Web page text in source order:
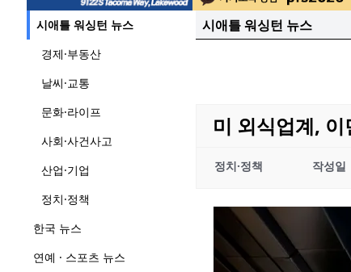
시애틀 워싱턴 뉴스
경제·부동산
날씨·교통
문화·라이프
사회·사건사고
산업·기업
정치·정책
한국 뉴스
연예 · 스포츠 뉴스
시애틀 워싱턴 뉴스
미 외식업계,
정치·정책 작성일